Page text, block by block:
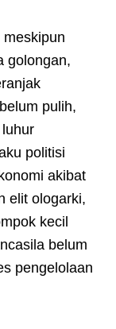
golongan,
pulih,
politisi
akibat
elit ologarki,
kecil
belum
pengelolaan